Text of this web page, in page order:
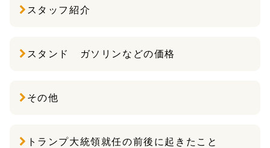
スタッフ紹介
スタンド ガソリンなどの価格
その他
トランプ大統領就任の前後に起きたこと